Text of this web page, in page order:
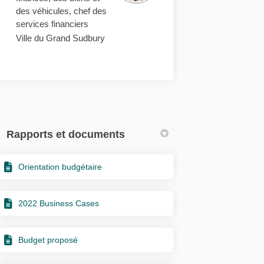
des véhicules, chef des
services financiers
Ville du Grand Sudbury
Rapports et documents
Orientation budgétaire
2022 Business Cases
Budget proposé